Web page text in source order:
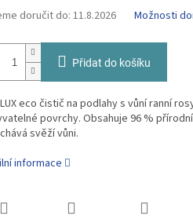
doručit do:11.8.2026 Možnosti
Přidat do košíku
eco čistič na podlahy s vůní ranní
povrchy. Obsahuje 96 %
svěží vůni.
informace